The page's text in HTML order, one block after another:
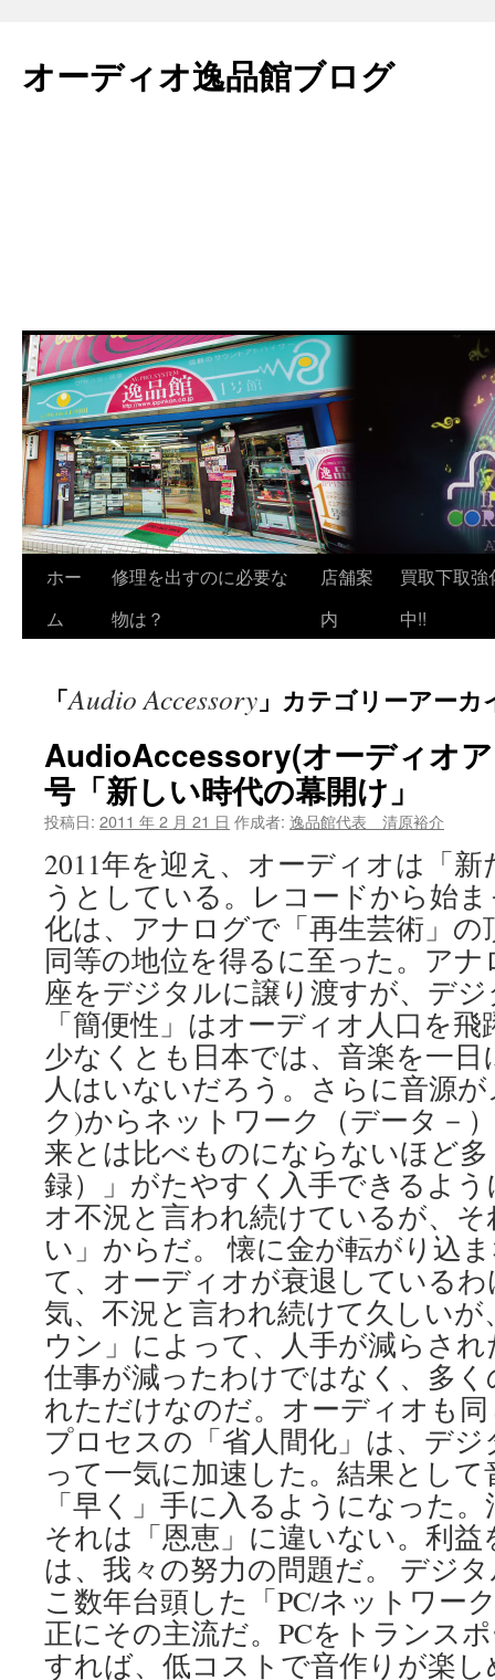
テ
ン
オーディオ逸品館ブログ
ホー
ム
修理を出すのに必要な
物は？
店舗案
内
買取下取強
中!!
「Audio Accessory 」カテゴリーアーカ
AudioAccessory(オーディオ
号「新しい時代の幕開け」
投稿日: 2011 年 2 月 21 日 作成者: 逸品館代表 清原裕介
2011年を迎え、オーディオは「
うとしている。レコードから始
化は、アナログで「再生芸術」の
同等の地位を得るに至った。ア
座をデジタルに譲り渡すが、デ
「簡便性」はオーディオ人口を
少なくとも日本では、音楽を一
人はいないだろう。さらに音源
ク)からネットワーク（データ－
来とは比べものにならないほど
録）」がたやすく入手できるよ
オ不況と言われ続けているが、
い」からだ。 懐に金が転がり込
て、オーディオが衰退している
気、不況と言われ続けて久しい
ウン」によって、人手が減らさ
仕事が減ったわけではなく、多
れただけなのだ。オーディオも
プロセスの「省人間化」は、デ
って一気に加速した。結果とし
「早く」手に入るようになった
それは「恩恵」に違いない。利
は、我々の努力の問題だ。 デジ
こ数年台頭した「PC/ネットワー
正にその主流だ。PCをトランス
すれば、低コストで音作りが楽